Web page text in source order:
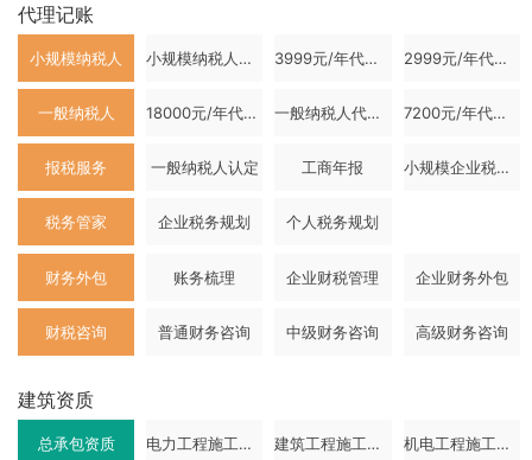
代理记账
小规模纳税人 小规模纳税人代理记账 3999元/年代理记账 2999元/年代理记账
一般纳税人 18000元/年代理记账 一般纳税人代理记账 7200元/年代理记账
报税服务 一般纳税人认定 工商年报 小规模企业税控申请
税务管家 企业税务规划 个人税务规划
财务外包 账务梳理 企业财税管理 企业财务外包
财税咨询 普通财务咨询 中级财务咨询 高级财务咨询
建筑资质
总承包资质 电力工程施工总承包资质 建筑工程施工总承包资质 机电工程施工总承包资质